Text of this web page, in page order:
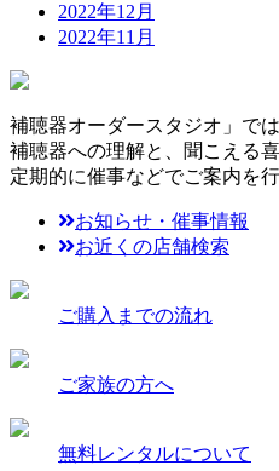
2022年12月
2022年11月
補聴器オーダースタジオ」で
補聴器への理解と、聞こえる
定期的に催事などでご案内を
お知らせ・催事情報
お近くの店舗検索
ご購入までの流れ
ご家族の方へ
無料レンタルについて